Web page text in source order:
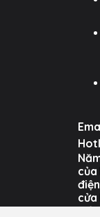
của
cửa
trải